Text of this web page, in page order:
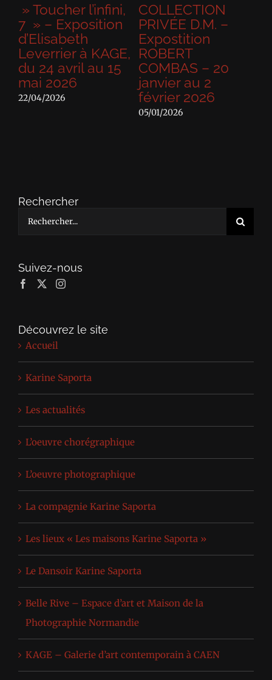
l’infini,
à KAGE,
au 15
COLLECTION
PRIVÉE D.M. –
Expostition
ROBERT
COMBAS – 20
janvier au 2
février 2026
« LES
DU MONDE
Marianne
CATZARAS –
du 30
7 décembre
Rechercher
Rechercher:
Suivez-nous
Découvrez le site
Accueil
Karine Saporta
Les actualités
L’oeuvre chorégraphique
L’oeuvre photographique
La compagnie Karine Saporta
Les lieux « Les maisons Karine Saporta »
Le Dansoir Karine Saporta
Belle Rive – Espace d’art et Maison de la
Photographie Normandie
KAGE – Galerie d’art contemporain à CAEN